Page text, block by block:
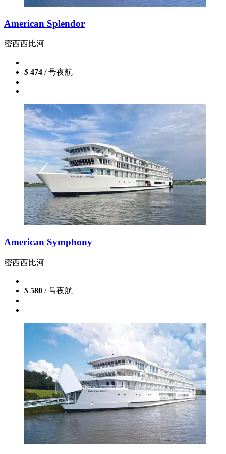
American Splendor
密西西比河
$ 474 / 号夜航
American Symphony
密西西比河
$ 580 / 号夜航